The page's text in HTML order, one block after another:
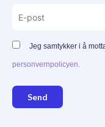
Jeg samtykker i å
personvernpolicyen.
Send